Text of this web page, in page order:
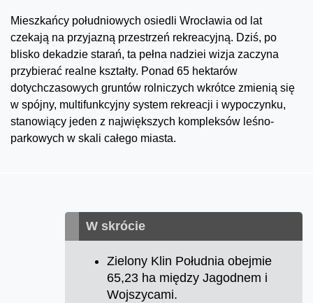
Mieszkańcy południowych osiedli Wrocławia od lat
czekają na przyjazną przestrzeń rekreacyjną. Dziś, po
blisko dekadzie starań, ta pełna nadziei wizja zaczyna
przybierać realne kształty. Ponad 65 hektarów
dotychczasowych gruntów rolniczych wkrótce zmienią się
w spójny, multifunkcyjny system rekreacji i wypoczynku,
stanowiący jeden z największych kompleksów leśno-
parkowych w skali całego miasta.
W skrócie
Zielony Klin Południa obejmie
65,23 ha między Jagodnem i
Wojszycami.